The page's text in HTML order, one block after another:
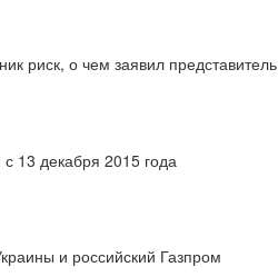
риск, о чем заявил представитель
13 декабря 2015 года
и российский Газпром